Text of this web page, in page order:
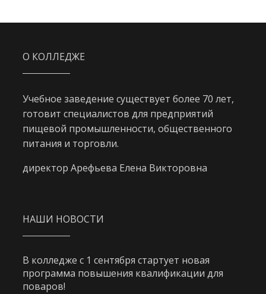
О КОЛЛЕДЖЕ
Учебное заведение существует более 70 лет,
готовит специалистов для предприятий
пищевой промышленности, общественного
питания и торговли.
директор Арефьева Елена Викторовна
НАШИ НОВОСТИ
В колледже с 1 сентября стартует новая
программа повышения квалификации для
поваров!